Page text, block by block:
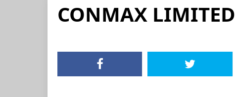
CONMAX LIMITED